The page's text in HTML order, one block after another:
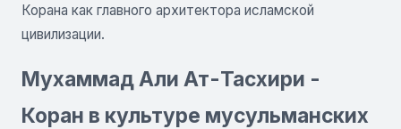
Корана как главного архитектора исламской
цивилизации.
Мухаммад Али Ат-Тасхири -
Коран в культуре мусульманских